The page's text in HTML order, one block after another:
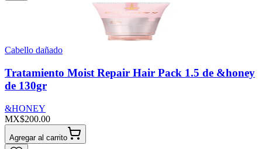
Cabello dañado
Tratamiento Moist Repair Hair Pack 1.5 de &honey
de 130gr
&HONEY
MX$200.00
Agregar al carrito